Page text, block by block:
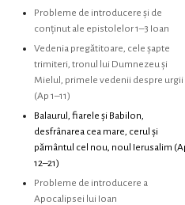
Probleme de introducere şi de
conţinut ale epistolelor 1–3 Ioan
Vedenia pregătitoare, cele şapte
trimiteri, tronul lui Dumnezeu şi
Mielul, primele vedenii despre urgii
(Ap 1–11)
Balaurul, fiarele şi Babilon,
desfrânarea cea mare, cerul şi
pământul cel nou, noul Ierusalim
12–21)
Probleme de introducere a
Apocalipsei lui Ioan